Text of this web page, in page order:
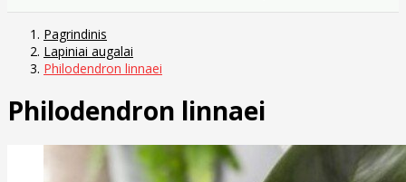
Pagrindinis
Lapiniai augalai
Philodendron linnaei
Philodendron linnaei